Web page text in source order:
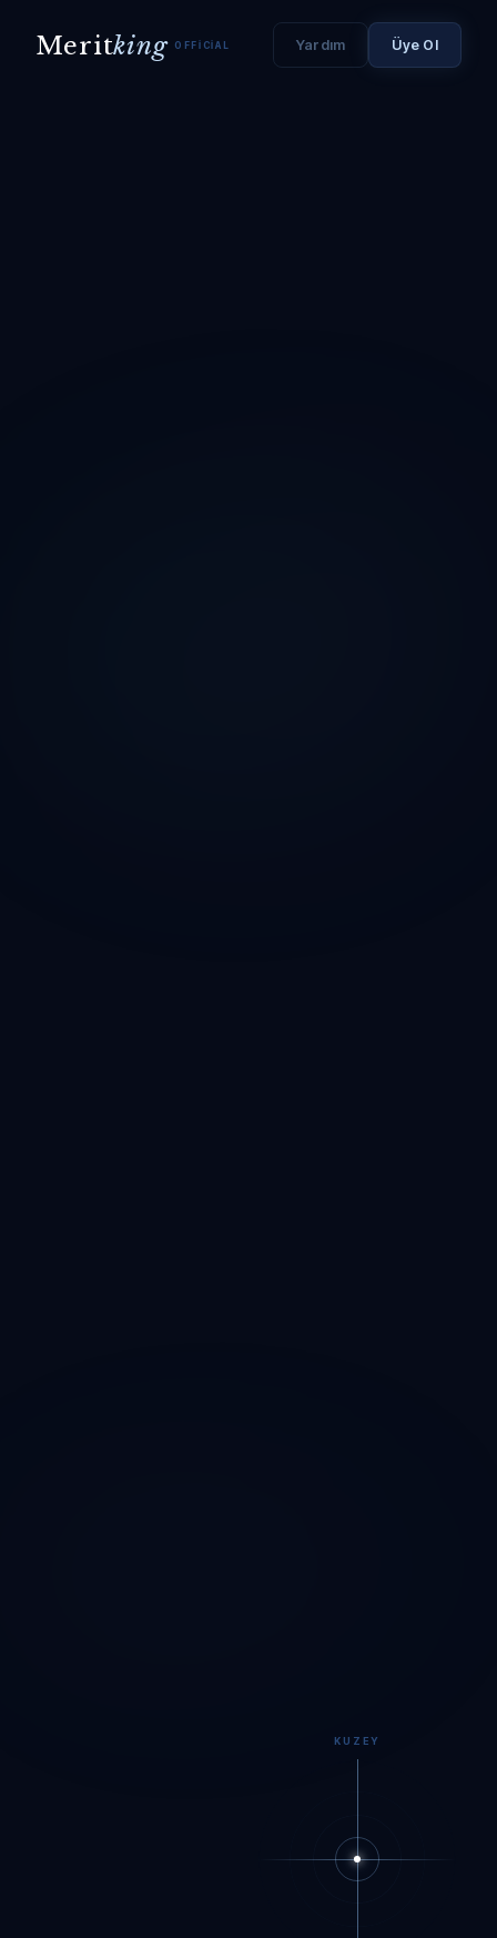
Meritking OFFICIAL Yardım Üye Ol
KUZEY